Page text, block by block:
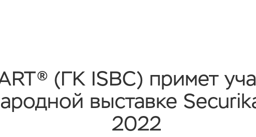
(ГК ISBC) примет
выставке
2022